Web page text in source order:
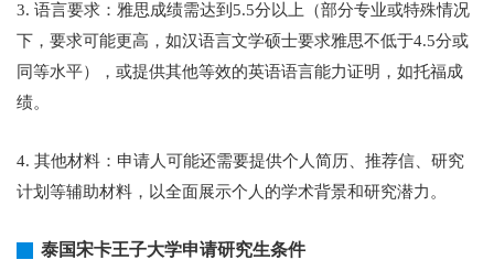
3. 语言要求：雅思成绩需达到5.5分以上（部分专业或特殊情况
下，要求可能更高，如汉语言文学硕士要求雅思不低于4.5分或
同等水平），或提供其他等效的英语语言能力证明，如托福成
绩。
4. 其他材料：申请人可能还需要提供个人简历、推荐信、研究
计划等辅助材料，以全面展示个人的学术背景和研究潜力。
泰国宋卡王子大学申请研究生条件